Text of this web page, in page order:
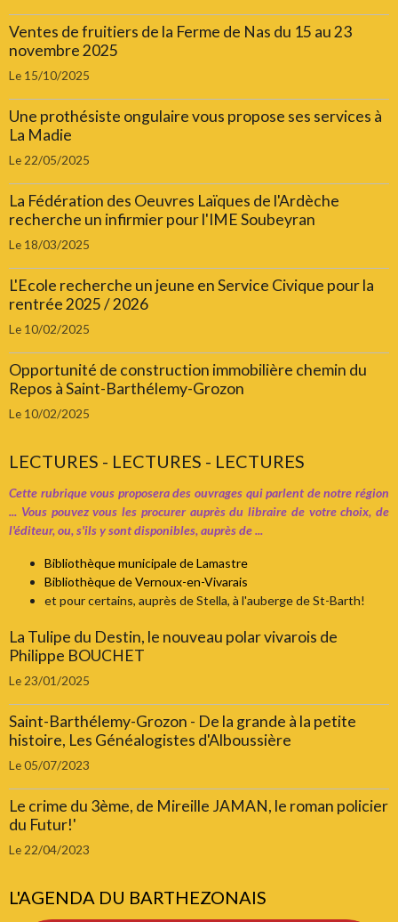
Ventes de fruitiers de la Ferme de Nas du 15 au 23
novembre 2025
Le 15/10/2025
Une prothésiste ongulaire vous propose ses services à
La Madie
Le 22/05/2025
La Fédération des Oeuvres Laïques de l'Ardèche
recherche un infirmier pour l'IME Soubeyran
Le 18/03/2025
L'Ecole recherche un jeune en Service Civique pour la
rentrée 2025 / 2026
Le 10/02/2025
Opportunité de construction immobilière chemin du
Repos à Saint-Barthélemy-Grozon
Le 10/02/2025
LECTURES - LECTURES - LECTURES
Cette rubrique vous proposera des ouvrages qui parlent de notre région
... Vous pouvez vous les procurer auprès du libraire de votre choix, de
l'éditeur, ou, s'ils y sont disponibles, auprès de ...
Bibliothèque municipale de Lamastre
Bibliothèque de Vernoux-en-Vivarais
et pour certains, auprès de Stella, à l'auberge de St-Barth!
La Tulipe du Destin, le nouveau polar vivarois de
Philippe BOUCHET
Le 23/01/2025
Saint-Barthélemy-Grozon - De la grande à la petite
histoire, Les Généalogistes d'Alboussière
Le 05/07/2023
Le crime du 3ème, de Mireille JAMAN, le roman policier
du Futur!'
Le 22/04/2023
L'AGENDA DU BARTHEZONAIS